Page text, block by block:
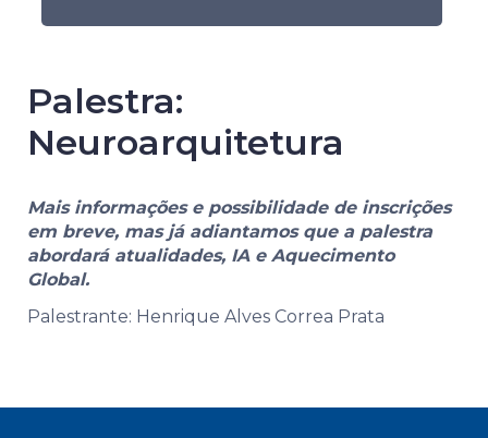
Palestra:
Neuroarquitetura
Mais informações e possibilidade de inscrições
em breve, mas já adiantamos que a palestra
abordará atualidades, IA e Aquecimento
Global.
Palestrante: Henrique Alves Correa Prata